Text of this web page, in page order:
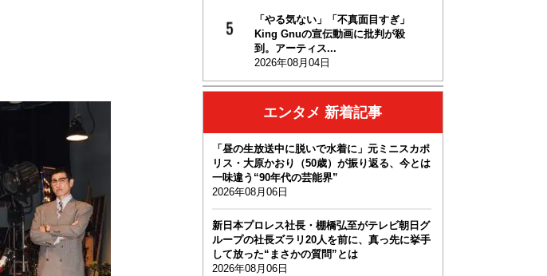
「やる気ない」「不真面目すぎ」
King Gnuの宣伝動画に批判が殺
到。アーティス...
2026年08月04日
エンタメ 新着記事
「昼の生放送中に脱いで水着に」元ミニスカポ
リス・大原かおり（50歳）が振り返る、今とは
一味違う“90年代の芸能界”
2026年08月06日
新日本プロレス社長・棚橋弘至がテレビ朝日グ
ループの社長ズラリ20人を前に、真っ先に挙手
して放った“まさかの質問”とは
2026年08月06日